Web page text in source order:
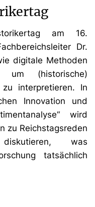
am 16.
Dr.
digitale Methoden
um (historische)
interpretieren. In
Innovation und
wird
zu Reichstagsreden
was
tatsächlich